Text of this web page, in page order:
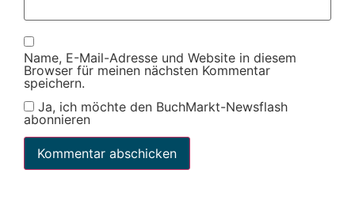
Name, E-Mail-Adresse und Website in diesem
Browser für meinen nächsten Kommentar
speichern.
Ja, ich möchte den BuchMarkt-Newsflash
abonnieren